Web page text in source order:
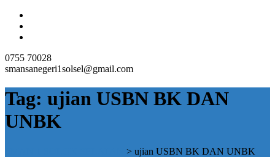
0755 70028
smansanegeri1solsel@gmail.com
Tag: ujian USBN BK DAN
UNBK
> ujian USBN BK DAN UNBK